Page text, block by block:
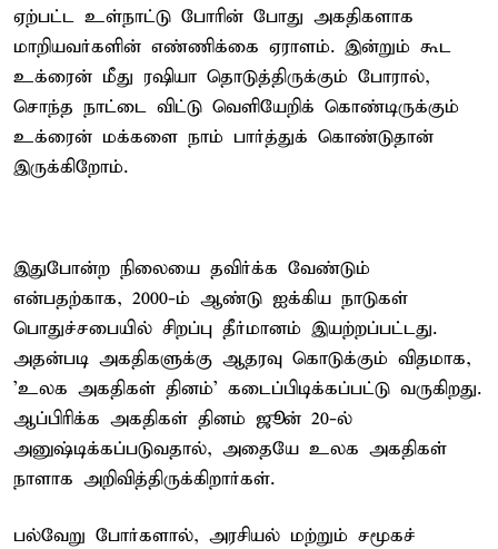
ஏற்பட்ட உள்நாட்டு போரின் போது அகதிகளாக
மாறியவர்களின் எண்ணிக்கை ஏராளம். இன்றும் கூட
உக்ரைன் மீது ரஷியா தொடுத்திருக்கும் போரால்,
சொந்த நாட்டை விட்டு வெளியேறிக் கொண்டிருக்கும்
உக்ரைன் மக்களை நாம் பார்த்துக் கொண்டுதான்
இருக்கிறோம்.
இதுபோன்ற நிலையை தவிர்க்க வேண்டும்
என்பதற்காக, 2000-ம் ஆண்டு ஐக்கிய நாடுகள்
பொதுச்சபையில் சிறப்பு தீர்மானம் இயற்றப்பட்டது.
அதன்படி அகதிகளுக்கு ஆதரவு கொடுக்கும் விதமாக,
'உலக அகதிகள் தினம்' கடைப்பிடிக்கப்பட்டு வருகிறது.
ஆப்பிரிக்க அகதிகள் தினம் ஜூன் 20-ல்
அனுஷ்டிக்கப்படுவதால், அதையே உலக அகதிகள்
நாளாக அறிவித்திருக்கிறார்கள்.
பல்வேறு போர்களால், அரசியல் மற்றும் சமூகச்